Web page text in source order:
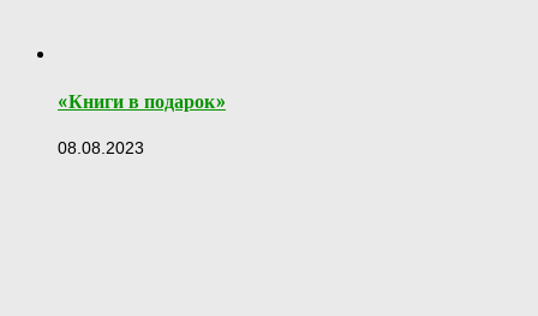
«Книги в подарок»
08.08.2023